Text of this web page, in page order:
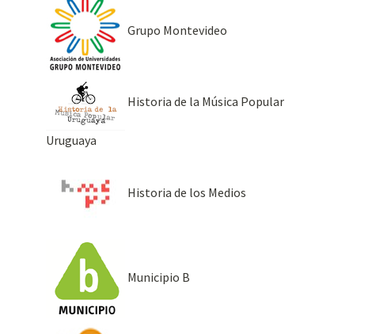
Grupo Montevideo
Historia de la Música Popular
Uruguaya
Historia de los Medios
Municipio B